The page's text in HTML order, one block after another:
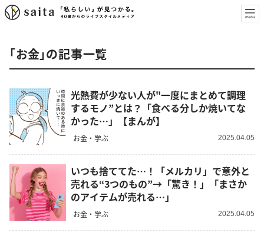
「お金」の記事一覧
光熱費が少ない人が"一度にまとめて調理
するモノ”とは？「食べる分しか焼いてな
かった…」【まんが】
お金・学ぶ 2025.04.05
いつも捨ててた…！「メルカリ」で意外と
売れる“3つのもの”→「驚き！」「まさか
のアイテムが売れる…」
お金・学ぶ 2025.04.05